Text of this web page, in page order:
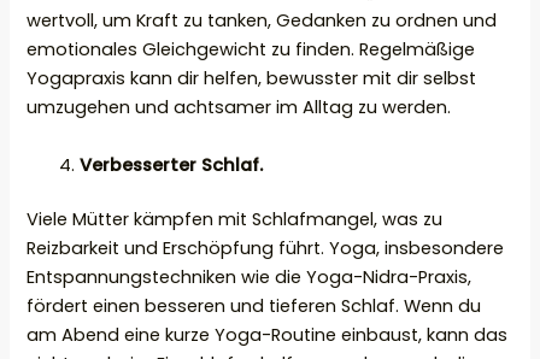
wertvoll, um Kraft zu tanken, Gedanken zu ordnen und
emotionales Gleichgewicht zu finden. Regelmäßige
Yogapraxis kann dir helfen, bewusster mit dir selbst
umzugehen und achtsamer im Alltag zu werden.
Verbesserter Schlaf.
Viele Mütter kämpfen mit Schlafmangel, was zu
Reizbarkeit und Erschöpfung führt. Yoga, insbesondere
Entspannungstechniken wie die Yoga-Nidra-Praxis,
fördert einen besseren und tieferen Schlaf. Wenn du
am Abend eine kurze Yoga-Routine einbaust, kann das